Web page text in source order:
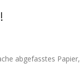
abgefasstes